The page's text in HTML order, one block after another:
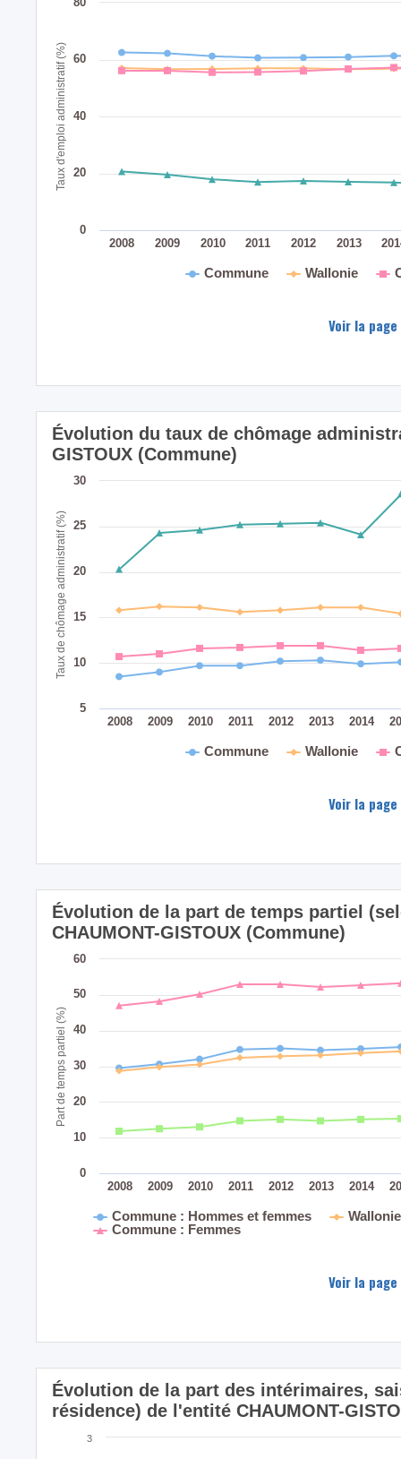
Taux d'emploi administratif (%)
Commune Wallonie
2008 2009 2010 2011 2012 2013
0
20
40
60
Voir la
Taux de chômage administratif (%)
Évolution du taux de chômage
GISTOUX (Commune)
Commune Wallonie
2008 2009 2010 2011 2012 2013 2014
5
10
15
20
25
30
Voir la
Part de temps partiel (%)
Évolution de la part de temps partiel
CHAUMONT-GISTOUX (Commune)
Commune : Hommes et femmes
Commune : Femmes
2008 2009 2010 2011 2012 2013 2014
0
10
20
30
40
50
60
Voir la
Évolution de la part des intérimaires,
résidence) de l'entité CHAUMONT-
3